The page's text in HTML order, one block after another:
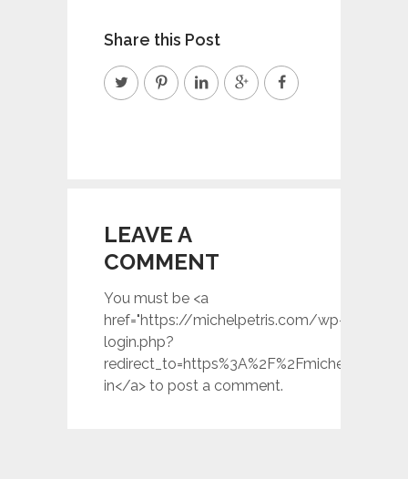
Share this Post
LEAVE A
COMMENT
You must be <a
href="https://michelpetris.com/wp-
login.php?
in</a> to post a comment.